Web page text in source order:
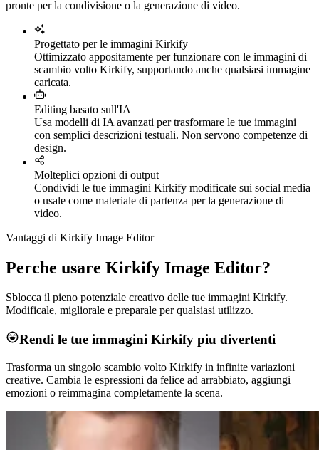
pronte per la condivisione o la generazione di video.
Progettato per le immagini Kirkify
Ottimizzato appositamente per funzionare con le immagini di
scambio volto Kirkify, supportando anche qualsiasi immagine
caricata.
Editing basato sull'IA
Usa modelli di IA avanzati per trasformare le tue immagini
con semplici descrizioni testuali. Non servono competenze di
design.
Molteplici opzioni di output
Condividi le tue immagini Kirkify modificate sui social media
o usale come materiale di partenza per la generazione di
video.
Vantaggi di Kirkify Image Editor
Perche usare Kirkify Image Editor?
Sblocca il pieno potenziale creativo delle tue immagini Kirkify.
Modificale, migliorale e preparale per qualsiasi utilizzo.
Rendi le tue immagini Kirkify piu divertenti
Trasforma un singolo scambio volto Kirkify in infinite variazioni
creative. Cambia le espressioni da felice ad arrabbiato, aggiungi
emozioni o reimmagina completamente la scena.